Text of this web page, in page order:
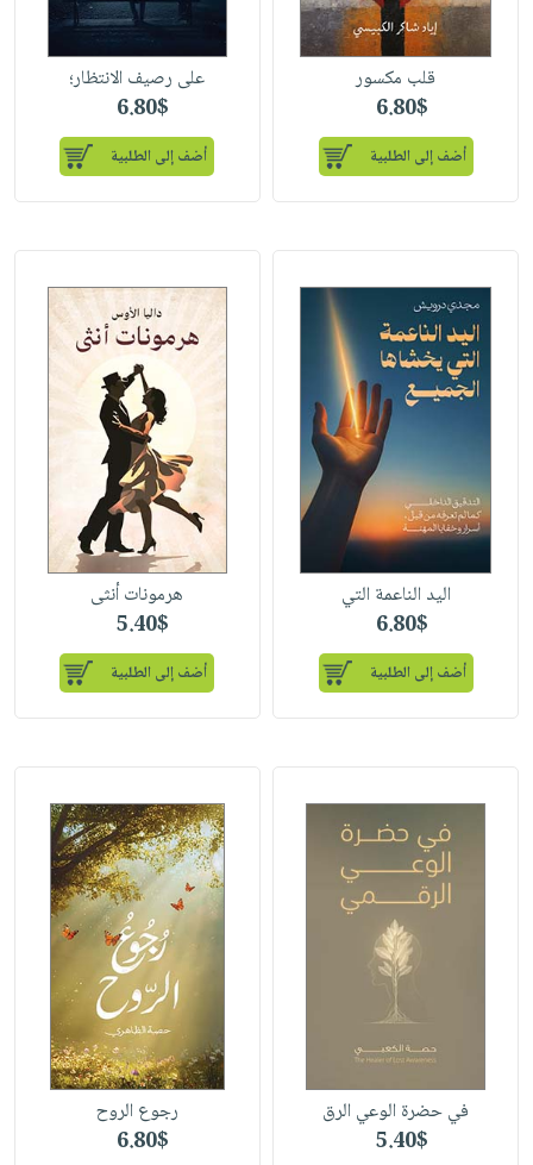
قلب مكسور
6.80$
أضف إلى الطلبية
على رصيف الانتظار؛
6.80$
أضف إلى الطلبية
اليد الناعمة التي
6.80$
أضف إلى الطلبية
هرمونات أنثى
5.40$
أضف إلى الطلبية
في حضرة الوعي الرق
5.40$
رجوع الروح
6.80$